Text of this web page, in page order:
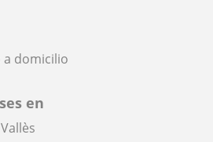
a domicilio
en